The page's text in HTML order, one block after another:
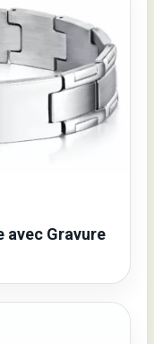
avec Gravure